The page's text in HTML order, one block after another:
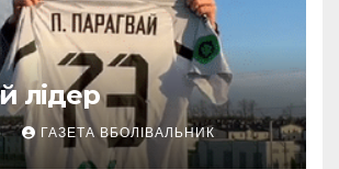
лідер
ГАЗЕТА ВБОЛІВАЛЬНИК